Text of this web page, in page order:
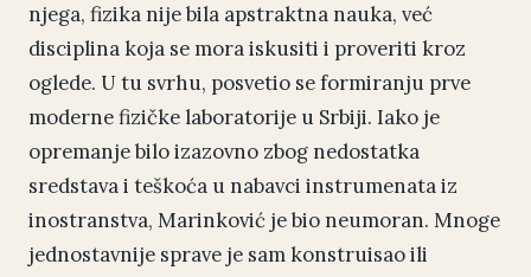
njega, fizika nije bila apstraktna nauka, već
disciplina koja se mora iskusiti i proveriti kroz
oglede. U tu svrhu, posvetio se formiranju prve
moderne fizičke laboratorije u Srbiji. Iako je
opremanje bilo izazovno zbog nedostatka
sredstava i teškoća u nabavci instrumenata iz
inostranstva, Marinković je bio neumoran. Mnoge
jednostavnije sprave je sam konstruisao ili